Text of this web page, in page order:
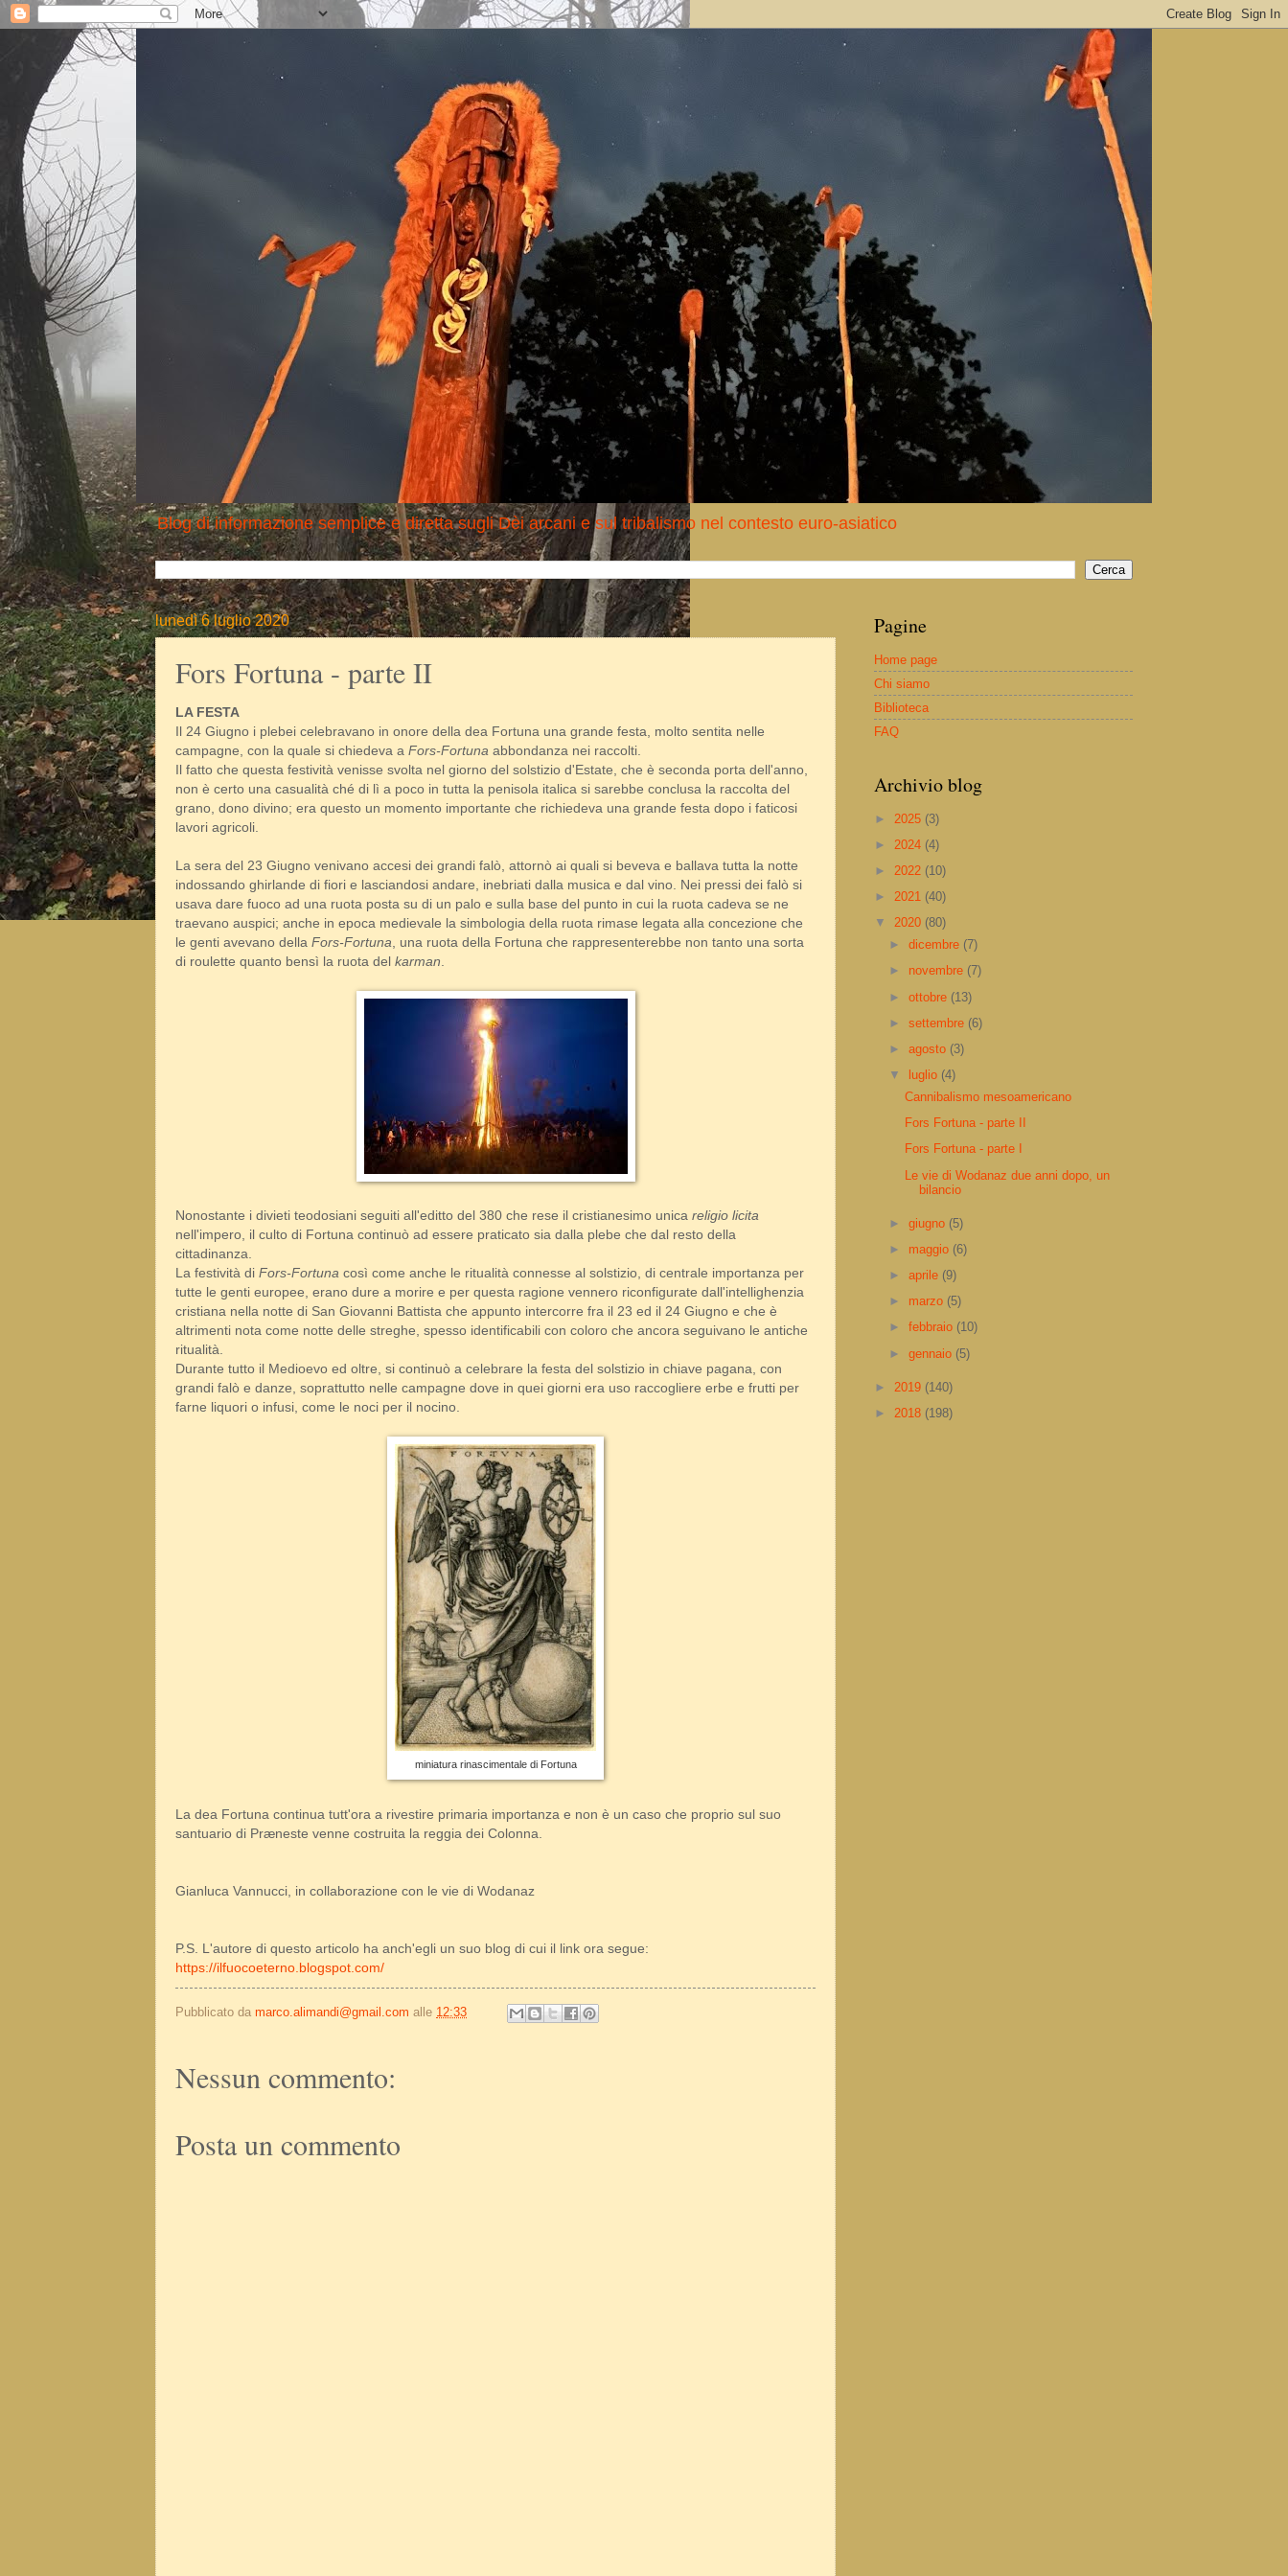
Blog di informazione semplice e diretta sugli Dèi arcani e sul tribalismo nel contesto euro-asiatico
lunedì 6 luglio 2020
Fors Fortuna - parte II
LA FESTA
Il 24 Giugno i plebei celebravano in onore della dea Fortuna una grande festa, molto sentita nelle
campagne, con la quale si chiedeva a Fors-Fortuna abbondanza nei raccolti.
Il fatto che questa festività venisse svolta nel giorno del solstizio d'Estate, che è seconda porta dell'anno,
non è certo una casualità ché di lì a poco in tutta la penisola italica si sarebbe conclusa la raccolta del
grano, dono divino; era questo un momento importante che richiedeva una grande festa dopo i faticosi
lavori agricoli.
La sera del 23 Giugno venivano accesi dei grandi falò, attornò ai quali si beveva e ballava tutta la notte
indossando ghirlande di fiori e lasciandosi andare, inebriati dalla musica e dal vino. Nei pressi dei falò si
usava dare fuoco ad una ruota posta su di un palo e sulla base del punto in cui la ruota cadeva se ne
traevano auspici; anche in epoca medievale la simbologia della ruota rimase legata alla concezione che
le genti avevano della Fors-Fortuna , una ruota della Fortuna che rappresenterebbe non tanto una sorta
di roulette quanto bensì la ruota del karman
Nonostante i divieti teodosiani seguiti all'editto del 380 che rese il cristianesimo unica religio licita
nell'impero, il culto di Fortuna continuò ad essere praticato sia dalla plebe che dal resto della
cittadinanza.
La festività di Fors-Fortuna così come anche le ritualità connesse al solstizio, di centrale importanza per
tutte le genti europee, erano dure a morire e per questa ragione vennero riconfigurate dall'intellighenzia
cristiana nella notte di San Giovanni Battista che appunto intercorre fra il 23 ed il 24 Giugno e che è
altrimenti nota come notte delle streghe, spesso identificabili con coloro che ancora seguivano le antiche
ritualità.
Durante tutto il Medioevo ed oltre, si continuò a celebrare la festa del solstizio in chiave pagana, con
grandi falò e danze, soprattutto nelle campagne dove in quei giorni era uso raccogliere erbe e frutti per
farne liquori o infusi, come le noci per il nocino.
miniatura rinascimentale di Fortuna
La dea Fortuna continua tutt'ora a rivestire primaria importanza e non è un caso che proprio sul suo
santuario di Præneste venne costruita la reggia dei Colonna.
Gianluca Vannucci, in collaborazione con le vie di Wodanaz
P.S. L'autore di questo articolo ha anch'egli un suo blog di cui il link ora segue:
https://ilfuocoeterno.blogspot.com/
Pubblicato da marco.alimandi@gmail.com alle 12:33
Nessun commento:
Posta un commento
Pagine
Home page
Chi siamo
Biblioteca
FAQ
Archivio blog
► 2025 (3)
► 2024 (4)
► 2022 (10)
► 2021 (40)
▼ 2020 (80)
►dicembre (7)
► novembre (7)
►ottobre (13)
►settembre (6)
►agosto (3)
▼
luglio (4)
Cannibalismo mesoamericano
Fors Fortuna - parte II
Fors Fortuna - parte I
Le vie di Wodanaz due anni dopo, un
bilancio
►giugno (5)
► maggio (6)
►aprile (9)
► marzo (5)
►febbraio (10)
►gennaio (5)
► 2019 (140)
► 2018 (198)